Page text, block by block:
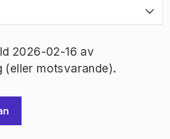
2026-02-16 av
(eller motsvarande).